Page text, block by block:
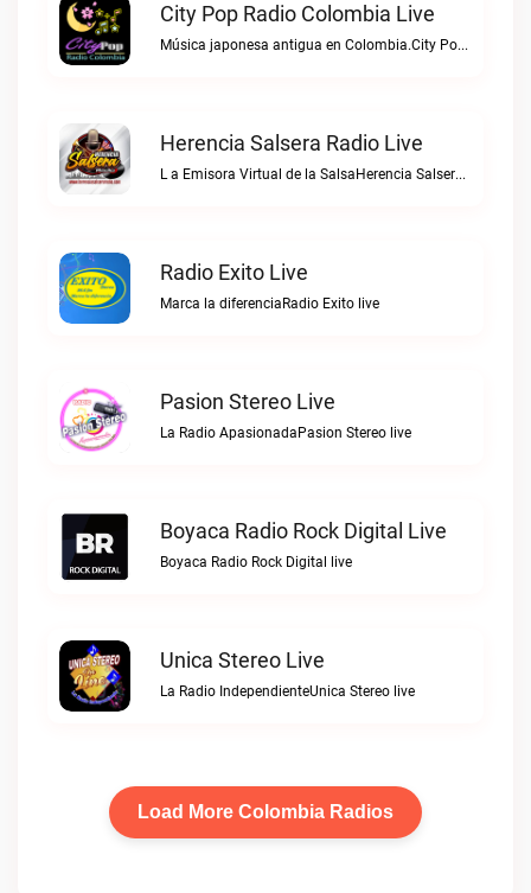
City Pop Radio Colombia Live
Música japonesa antigua en Colombia.City Pop Radio Colombia live
Herencia Salsera Radio Live
L a Emisora Virtual de la SalsaHerencia Salsera Radio live
Radio Exito Live
Marca la diferenciaRadio Exito live
Pasion Stereo Live
La Radio ApasionadaPasion Stereo live
Boyaca Radio Rock Digital Live
Boyaca Radio Rock Digital live
Unica Stereo Live
La Radio IndependienteUnica Stereo live
Load More Colombia Radios